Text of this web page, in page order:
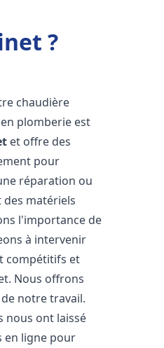
?
chaudière
plomberie est
et offre des
pour
réparation ou
matériels
l'importance de
à intervenir
compétitifs et
Nous offrons
notre travail.
nous ont laissé
en ligne pour